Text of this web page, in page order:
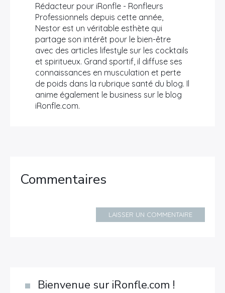
Rédacteur pour iRonfle - Ronfleurs
Professionnels depuis cette année,
Nestor est un véritable esthète qui
partage son intérêt pour le bien-être
avec des articles lifestyle sur les cocktails
et spiritueux. Grand sportif, il diffuse ses
connaissances en musculation et perte
de poids dans la rubrique santé du blog. Il
anime également le business sur le blog
iRonfle.com.
Commentaires
LAISSER UN COMMENTAIRE
Bienvenue sur iRonfle.com !